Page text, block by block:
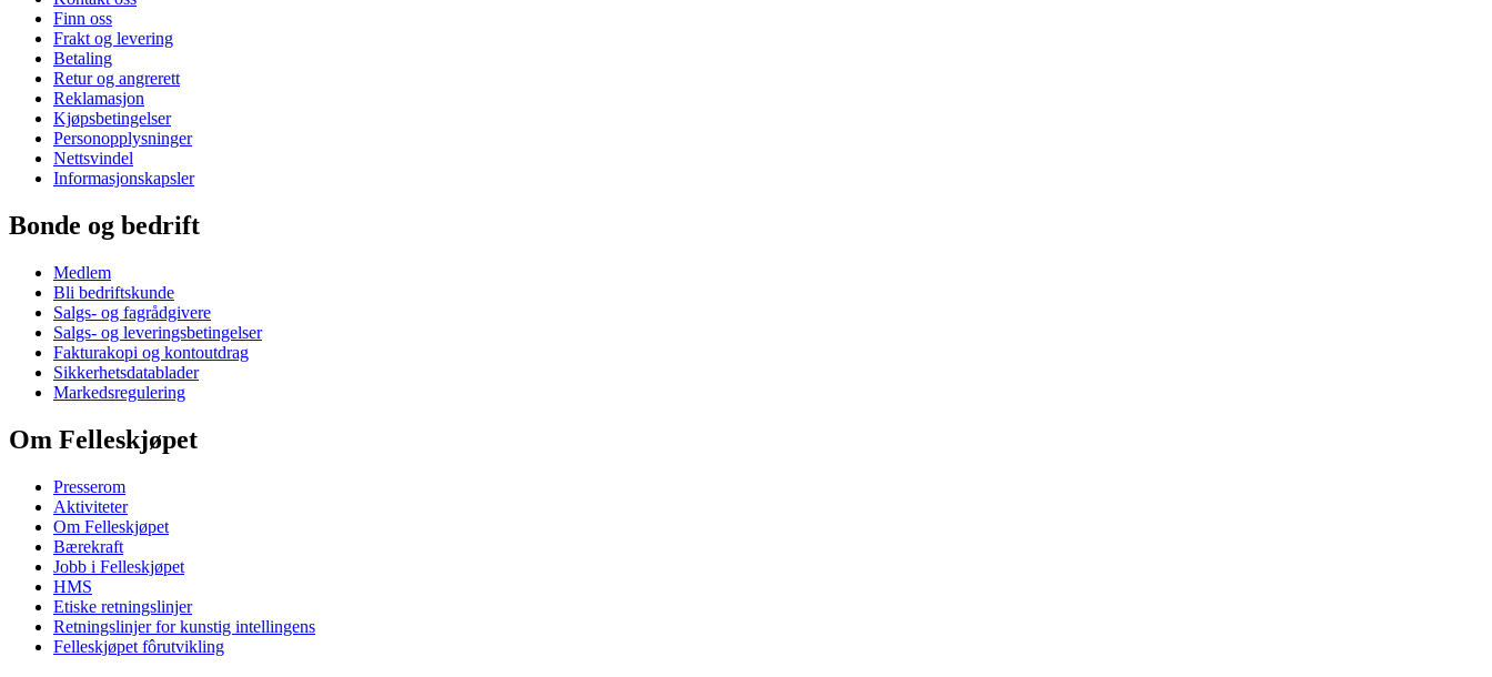
Finn oss
Frakt og levering
Betaling
Retur og angrerett
Reklamasjon
Kjøpsbetingelser
Personopplysninger
Nettsvindel
Informasjonskapsler
Bonde og bedrift
Medlem
Bli bedriftskunde
Salgs- og fagrådgivere
Salgs- og leveringsbetingelser
Fakturakopi og kontoutdrag
Sikkerhetsdatablader
Markedsregulering
Om Felleskjøpet
Presserom
Aktiviteter
Om Felleskjøpet
Bærekraft
Jobb i Felleskjøpet
HMS
Etiske retningslinjer
Retningslinjer for kunstig intellingens
Felleskjøpet fôrutvikling